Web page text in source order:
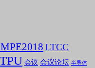
LTCC
TPU 会议 会议论坛 半导体